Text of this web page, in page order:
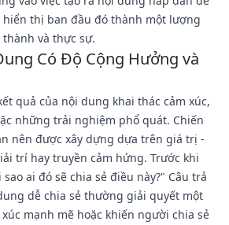
thị ban đầu đó thành một lượng
và thực sự.
Có Độ Cộng Hưởng và
quả của nội dung khai thác cảm xúc,
những trải nghiệm phổ quát. Chiến
nên được xây dựng dựa trên giá trị -
trí hay truyền cảm hứng. Trước khi
ai đó sẽ chia sẻ điều này?" Câu trả
dễ chia sẻ thường giải quyết một
mạnh mẽ hoặc khiến người chia sẻ